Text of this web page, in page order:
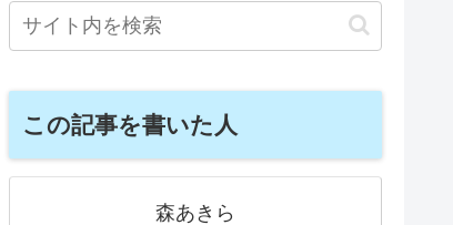
この記事を書いた人
森あきら